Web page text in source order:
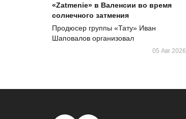
«Zatmenie» в Валенсии во время
солнечного затмения
Продюсер группы «Тату» Иван
Шаповалов организовал
05 Авг 2026